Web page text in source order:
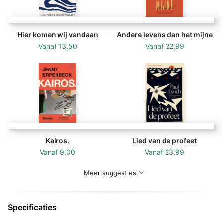
de verveling, een zoektocht naar de grenzen van het
moederschap, van hoop en radeloosheid, van leven en
dood.
Hier komen wij vandaan
Vanaf 13,50
Andere levens dan het mijne
Vanaf 22,99
Kairos.
Vanaf 9,00
Lied van de profeet
Vanaf 23,99
Meer suggesties
Specificaties